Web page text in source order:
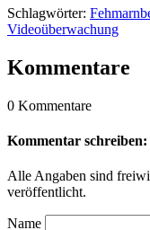
Schlagwörter:
Videoüberwachung
Kommentare
0 Kommentare
Kommentar schreiben:
Alle Angaben sind
veröffentlicht.
Name